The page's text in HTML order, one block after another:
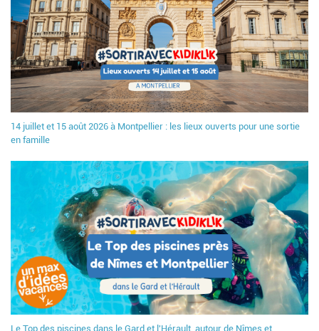
14 juillet et 15 août 2026 à Montpellier : les lieux ouverts pour une sortie
en famille
Le Top des piscines dans le Gard et l'Hérault, autour de Nîmes et